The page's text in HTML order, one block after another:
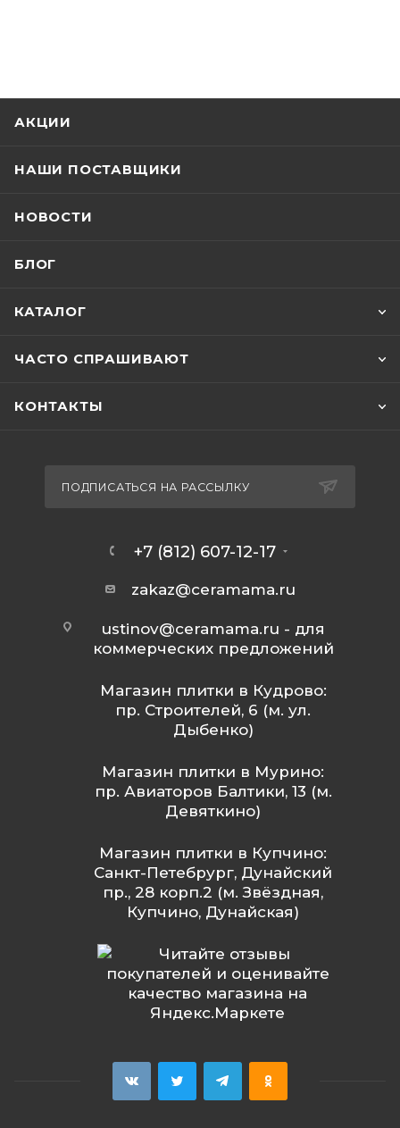
АКЦИИ
НАШИ ПОСТАВЩИКИ
НОВОСТИ
БЛОГ
КАТАЛОГ
ЧАСТО СПРАШИВАЮТ
КОНТАКТЫ
ПОДПИСАТЬСЯ НА РАССЫЛКУ
+7 (812) 607-12-17
zakaz@ceramama.ru
ustinov@ceramama.ru - для
коммерческих предложений
Магазин плитки в Кудрово:
пр. Строителей, 6 (м. ул.
Дыбенко)
Магазин плитки в Мурино:
пр. Авиаторов Балтики, 13 (м.
Девяткино)
Магазин плитки в Купчино:
Санкт-Петебрург, Дунайский
пр., 28 корп.2 (м. Звёздная,
Купчино, Дунайская)